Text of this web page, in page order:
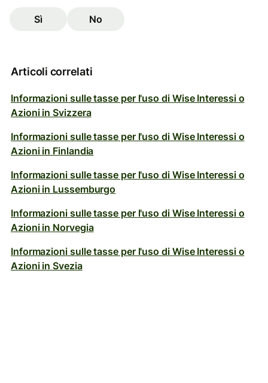
Sì No
Articoli correlati
Informazioni sulle tasse per l'uso di Wise Interessi o
Azioni in Svizzera
Informazioni sulle tasse per l'uso di Wise Interessi o
Azioni in Finlandia
Informazioni sulle tasse per l'uso di Wise Interessi o
Azioni in Lussemburgo
Informazioni sulle tasse per l'uso di Wise Interessi o
Azioni in Norvegia
Informazioni sulle tasse per l'uso di Wise Interessi o
Azioni in Svezia